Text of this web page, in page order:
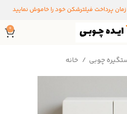
زمان پرداخت فیلترشکن خود را خاموش نمایید
0
خانه